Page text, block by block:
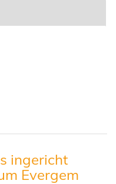
ingericht
Evergem